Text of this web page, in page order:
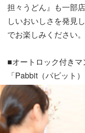
担々うどん』も一部
しいおいしさを発見
でお楽しみください。
■オートロック付きマ
「Pabbit（パビット